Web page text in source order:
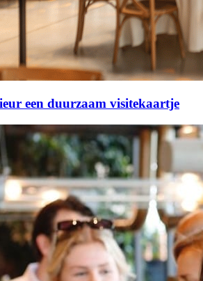
een duurzaam visitekaartje